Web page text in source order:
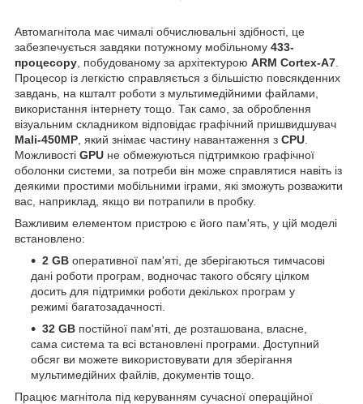
Автомагнітола має чималі обчислювальні здібності, це
забезпечується завдяки потужному мобільному 433-
процесору , побудованому за архітектурою ARM Cortex-A7
Процесор із легкістю справляється з більшістю повсякденних
завдань, на кшталт роботи з мультимедійними файлами,
використання інтернету тощо. Так само, за оброблення
візуальним складником відповідає графічний пришвидшувач
Mali-450MP , який знімає частину навантаження з CPU
Можливості GPU не обмежуються підтримкою графічної
оболонки системи, за потреби він може справлятися навіть із
деякими простими мобільними іграми, які зможуть розважити
вас, наприклад, якщо ви потрапили в пробку.
Важливим елементом пристрою є його пам'ять, у цій моделі
встановлено:
2 GB оперативної пам'яті, де зберігаються тимчасові
дані роботи програм, водночас такого обсягу цілком
досить для підтримки роботи декількох програм у
режимі багатозадачності.
32 GB постійної пам'яті, де розташована, власне,
сама система та всі встановлені програми. Доступний
обсяг ви можете використовувати для зберігання
мультимедійних файлів, документів тощо.
Працює магнітола під керуванням сучасної операційної